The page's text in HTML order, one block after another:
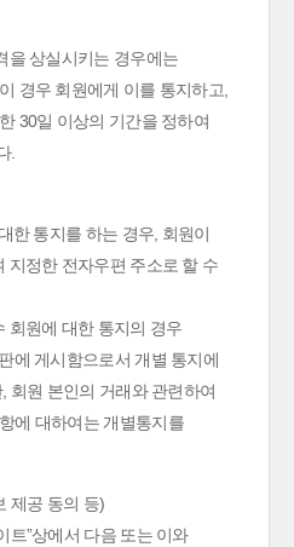
을 상실시키는 경우에는
경우 회원에게 이를 통지하고,
30일 이상의 기간을 정하여
.
한 통지를 하는 경우, 회원이
지정한 전자우편 주소로 할 수
회원에 대한 통지의 경우
에 게시함으로서 개별 통지에
회원 본인의 거래와 관련하여
에 대하여는 개별통지를
제공 동의 등)
트”상에서 다음 또는 이와